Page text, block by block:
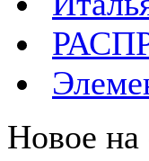
Новое на